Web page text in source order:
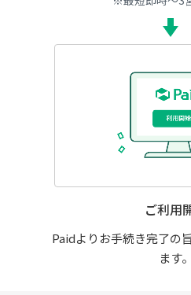
ご利用
Paidよりお手続き完了の
ます。